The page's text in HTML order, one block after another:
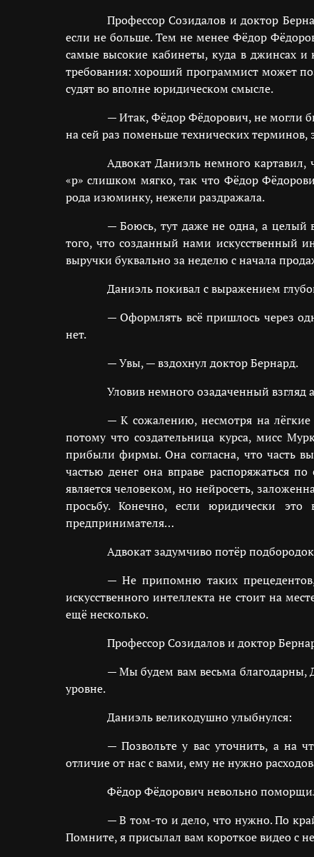
Профессор Созидалов и доктор
если не больше. Тем не менее Фёдор
самые высокие кабинеты, куда в джинсах и
требования: хороший программист может
судят во вполне юридическом смысле.
— Итак, Фёдор Фёдорович, не могли
на сей раз поменьше технических
Адвокат Даниэль немного
«р» слишком мягко, так что Фёдор
рода изюминку, нежели раздражала.
— Боюсь, тут даже не одна, а целый
того, что созданный нами искусственный
выручки буквально за неделю с начала
Даниэль покивал с выражением
— Оформлять всё пришлось через
нет.
— Увы, — вздохнул доктор Бернард.
Уловив немного озадаченный
— К сожалению, несмотря на лёгкие
потому что создательница курса, мисс
прибыли фирмы. Она согласна, что часть
частью денег она вправе распоряжаться
является человеком, но нейросеть,
просьбу. Конечно, если юридически это
предпринимателя…
Адвокат задумчиво потёр
— Не припомню таких прецедентов,
искусственного интеллекта не стоит на
ещё несколько.
Профессор Созидалов и доктор
— Мы будем вам весьма благодарны,
уровне.
Даниэль великодушно улыбнулся:
— Позвольте у вас уточнить, а на
отличие от нас с вами, ему не нужно
Фёдор Фёдорович невольно
— В том-то и дело, что нужно. По
Помните, я присылал вам короткое видео с